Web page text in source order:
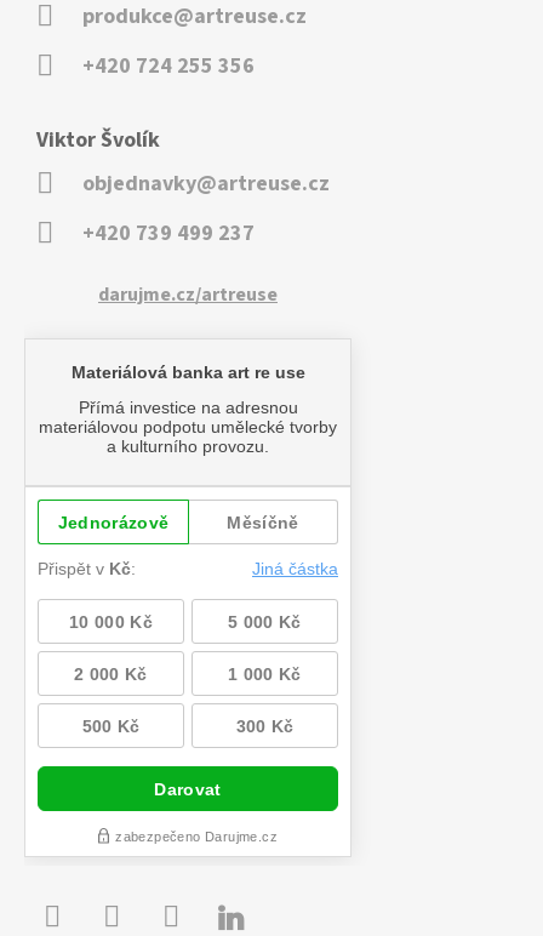
produkce@artreuse.cz
+420 724 255 356
Viktor Švolík
objednavky@artreuse.cz
+420 739 499 237
darujme.cz/artreuse
